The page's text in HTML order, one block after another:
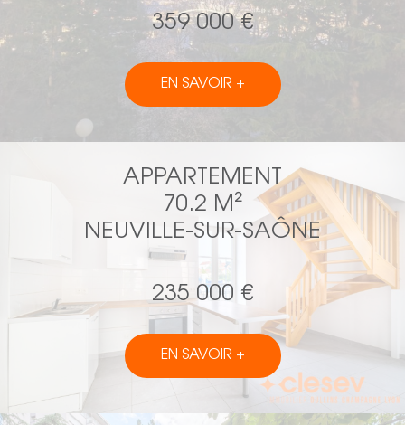
359 000 €
EN SAVOIR +
APPARTEMENT
70.2 M²
NEUVILLE-SUR-SAÔNE
235 000 €
EN SAVOIR +